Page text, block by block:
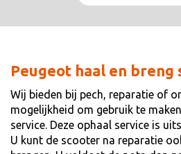
Peugeot haal en breng
Wij bieden bij pech, reparatie of
mogelijkheid om gebruik te
service. Deze ophaal service is
U kunt de scooter na reparatie